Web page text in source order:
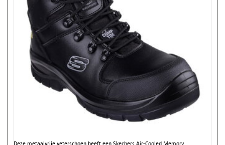
Deze metaalvrije veterschoen heeft een Skechers Air-Cooled Memory